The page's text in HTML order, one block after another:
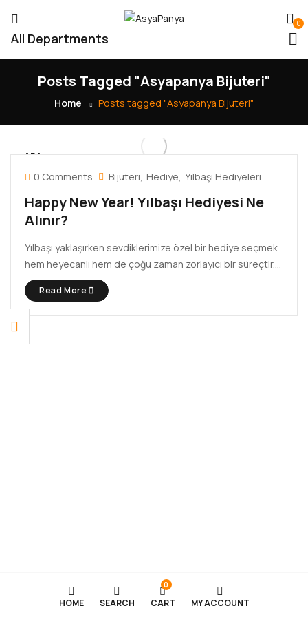
0
All Departments
Posts Tagged "Asyapanya Bijuteri"
Home Posts tagged "Asyapanya Bijuteri"
ARA
030 Comments Bijuteri Hediye Yılbaşı Hediyeleri
Happy New Year! Yılbaşı Hediyesi Ne
Alınır?
Yılbaşı yaklaşırken sevdiklerimize özel bir hediye seçmek
hem heyecanlı hem de çoğu zaman zorlayıcı bir süreçtir.
Karşımızdaki kişinin zevkine uyan, değer verdiğimizi
hissettiren ve aynı zamanda uzun yıllar kullanılabilecek bir
hediye bulmak isteriz. İşte tam da bu noktada bijuteri
Read More
HOME SEARCH
0
CART MY ACCOUNT